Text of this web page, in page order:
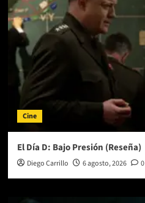
Cine
El Día D: Bajo Presión (Reseña)
Diego Carrillo 6 agosto, 2026 0